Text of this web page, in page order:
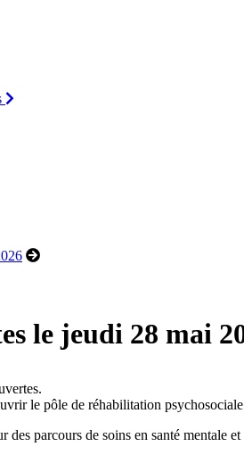
le jeudi 28 mai
le pôle de réhabilitation
parcours de soins en santé mentale